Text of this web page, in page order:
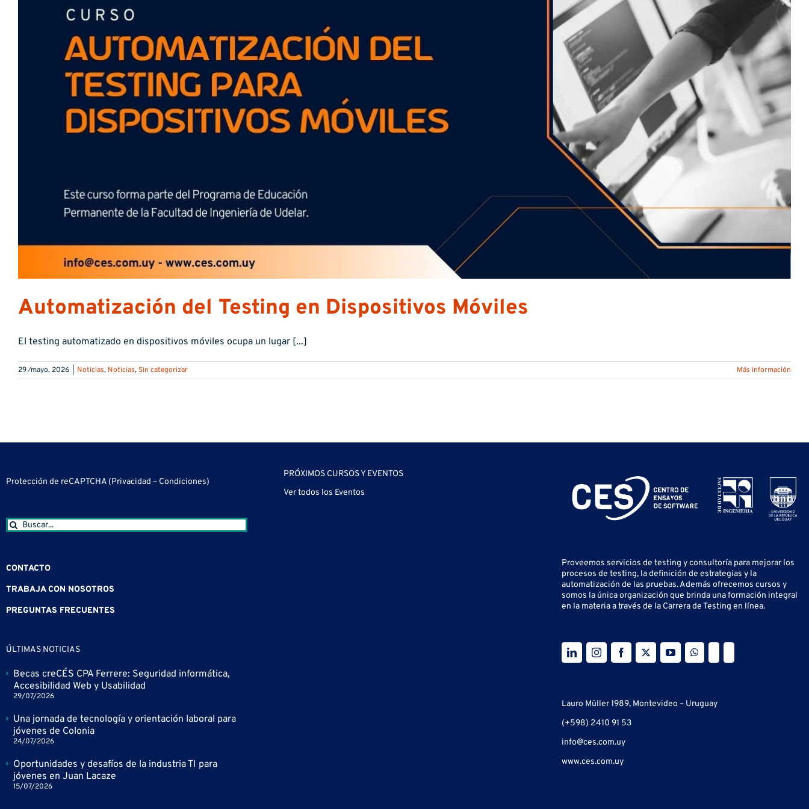
Automatización del Testing en Dispositivos Móviles
El testing automatizado en dispositivos móviles ocupa un lugar [...]
29 ⁄mayo, 2026 Noticias, Noticias, Sin categorizar Más información
Protección de reCAPTCHA (Privacidad – Condiciones)
Buscar:
CONTACTO
TRABAJA CON NOSOTROS
PREGUNTAS FRECUENTES
ÚLTIMAS NOTICIAS
Becas creCÉS CPA Ferrere: Seguridad informática,
Accesibilidad Web y Usabilidad
29/07/2026
Una jornada de tecnología y orientación laboral para
jóvenes de Colonia
24/07/2026
Oportunidades y desafíos de la industria TI para
jóvenes en Juan Lacaze
15/07/2026
PRÓXIMOS CURSOS Y EVENTOS
Ver todos los Eventos
Proveemos servicios de testing yconsultoría para mejorar los
procesos de testing, la definición de estrategias y la
automatización de las pruebas.Además ofrecemos cursos y
somos la única organización que brinda una formación integral
en la materia a través de la Carrera de Testing en línea.
Lauro Müller 1989, Montevideo – Uruguay
(+598) 2410 91 53
info@ces.com.uy
www.ces.com.uy